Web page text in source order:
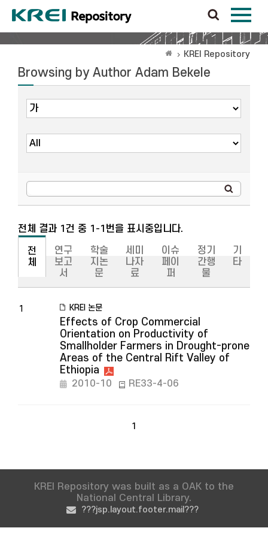
KREI Repository
Browsing by Author Adam Bekele
전체 결과 1건 중 1-1번을 표시중입니다.
전
체
연구
보고
서
학술
지논
문
세미
나자
료
이슈
페이
퍼
정기
간행
물
기
타
1 KREI 논문
Effects of Crop Commercial
Orientation on Productivity of
Smallholder Farmers in Drought-prone
Areas of the Central Rift Valley of
Ethiopia
2010-10 RE33-4-06
1
KREI Repository was built as a OAK to the
National Central Library.
???jsp.layout.footer.mail???